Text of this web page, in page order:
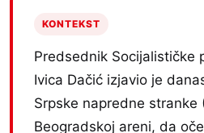
KONTEKST
Predsednik Socijalističke
Ivica Dačić izjavio je
Srpske napredne stranke
Beogradskoj areni, da